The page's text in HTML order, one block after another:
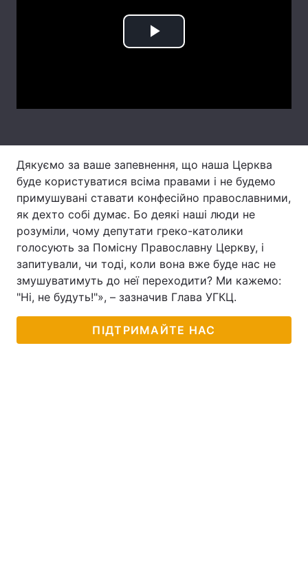
Статті
Думки
Тема оформлення
Play
Дякуємо за ваше запевнення, що наша Церква
буде користуватися всіма правами і не будемо
примушувані ставати конфесійно православними,
як дехто собі думає. Бо деякі наші люди не
розуміли, чому депутати греко-католики
голосують за Помісну Православну Церкву, і
запитували, чи тоді, коли вона вже буде нас не
змушуватимуть до неї переходити? Ми кажемо:
"Ні, не будуть!"», – зазначив Глава УГКЦ.
ПІДТРИМАЙТЕ НАС